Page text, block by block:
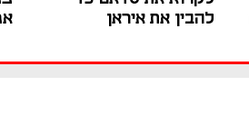
להבין את איראן